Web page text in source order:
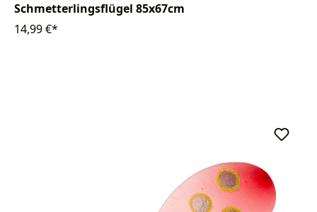
Schmetterlingsflügel 85x67cm
14,99 €*